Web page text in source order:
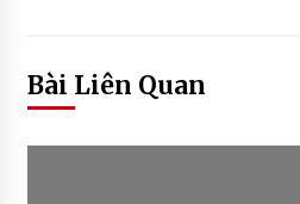
Bài Liên Quan